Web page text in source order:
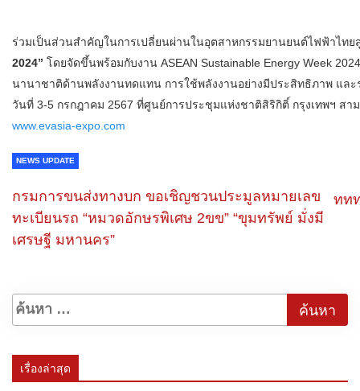
ร่วมเป็นส่วนสำคัญในการเปลี่ยนผ่านในอุตสาหกรรมยานยนต์ไฟฟ้าไทย
2024” โดยจัดขึ้นพร้อมกับงาน ASEAN Sustainable Energy Week
นานาชาติด้านพลังงานทดแทน การใช้พลังงานอย่างมีประสิทธิภาพ แล
วันที่ 3-5 กรกฎาคม 2567 ที่ศูนย์การประชุมแห่งชาติสิริกิติ์ กรุงเทพฯ ส
www.evasia-expo.com
NEWS UPDATE
กรมการขนส่งทางบก ขอเชิญชวนประมูลหมายเลข
ทะเบียนรถ “หมวดอักษรพิเศษ 2ขข” “ขุมทรัพย์ มั่งมี
เศรษฐี มหานคร”
ทท
เรื่องล่าสุด